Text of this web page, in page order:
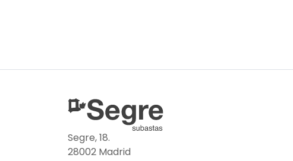
Segre, 18.
28002 Madrid